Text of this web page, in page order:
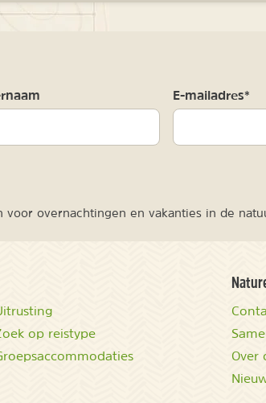
E-mailadres*
overnachtingen en vakanties in de
op reistype
Over